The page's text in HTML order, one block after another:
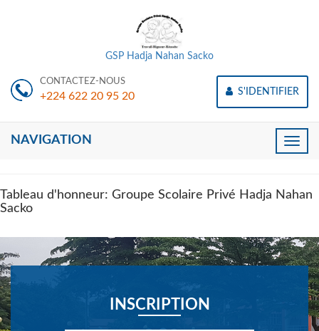
GSP Hadja Nahan Sacko
CONTACTEZ-NOUS
+224 622 20 95 20 S'IDENTIFIER
Toggle
NAVIGATION
Tableau d'honneur: Groupe Scolaire Privé Hadja Nahan
Sacko
INSCRIPTION